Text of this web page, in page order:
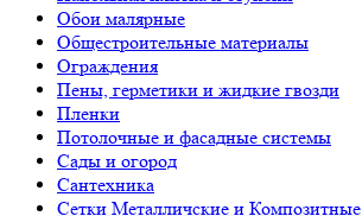
Обои малярные
Общестроительные материалы
Ограждения
Пены, герметики и жидкие гвозди
Пленки
Потолочные и фасадные системы
Сады и огород
Сантехника
Сетки Металличские и Композитные